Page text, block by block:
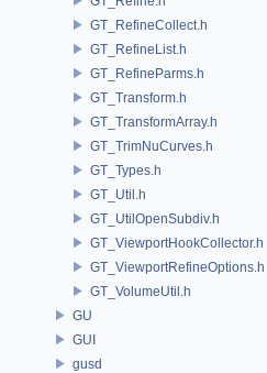
GT_RefineCollect.h
GT_RefineList.h
GT_RefineParms.h
GT_Transform.h
GT_TransformArray.h
GT_TrimNuCurves.h
GT_Types.h
GT_Util.h
GT_UtilOpenSubdiv.h
GT_ViewportHookCollector.h
GT_ViewportRefineOptions.h
GT_VolumeUtil.h
GU
GUI
gusd